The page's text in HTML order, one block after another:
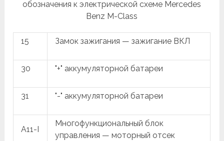
обозначения к электрической схеме Mercedes
Benz M-Class
15 Замок зажигания — зажигание ВКЛ
30 "+" аккумуляторной батареи
31 "-" аккумуляторной батареи
A11-I
Многофункциональный блок
управления — моторный отсек